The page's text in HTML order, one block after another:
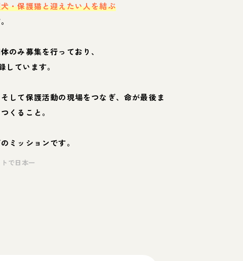
・保護猫と迎えたい人を結ぶ
のみ募集を行っており、
しています。
して保護活動の現場をつなぎ、命が最後ま
くること。
ミッションです。
で日本一